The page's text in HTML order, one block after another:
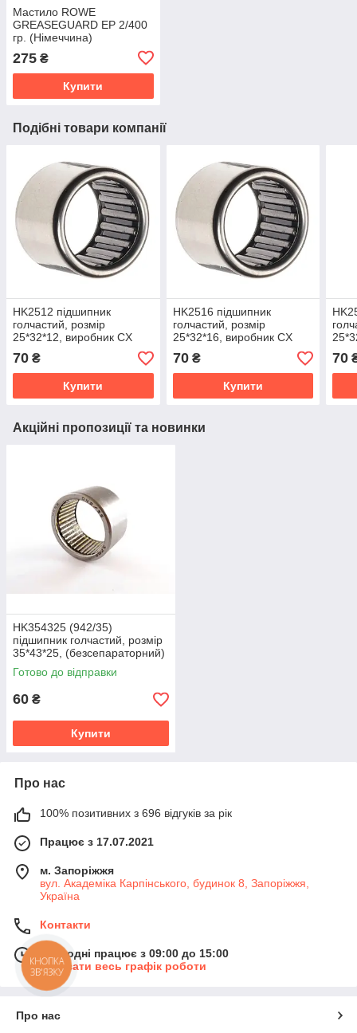
Мастило ROWE
GREASEGUARD EP 2/400
гр. (Німеччина)
275 ₴
Купити
Подібні товари компанії
HK2512 підшипник
голчастий, розмір
25*32*12, виробник CX
Польща
70 ₴
Купити
HK2516 підшипник
голчастий, розмір
25*32*16, виробник CX
Польща
70₴
Купити
70
Акційні пропозиції та новинки
HK354325 (942/35)
підшипник голчастий, розмір
35*43*25, (безсепараторний)
ГОСТ
Готово до відправки
60 ₴
Купити
Про нас
100% позитивних з 696 відгуків за рік
Працює з 17.07.2021
м. Запоріжжя
вул. Академіка Карпінського, будинок 8, Запоріжжя,
Україна
Контакти
Сьогодні працює з 09:00 до 15:00
Показати весь графік роботи
Про нас
КНОПКА
ЗВ'ЯЗКУ